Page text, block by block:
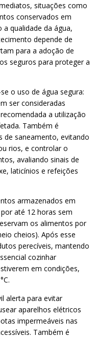
situações como
conservados em
qualidade da água,
depende de
para a adoção de
seguros para proteger a
o uso de água segura:
ser consideradas
a utilização
Também é
de saneamento, evitando
rios, e controlar o
avaliando sinais de
laticínios e refeições
armazenados em
até 12 horas sem
os alimentos por
cheios). Após esse
perecíveis, mantendo
cozinhar
em condições,
alerta para evitar
aparelhos elétricos
impermeáveis nas
Também é